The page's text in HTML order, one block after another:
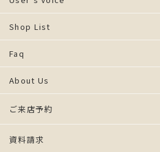
Shop List
Faq
About Us
ご来店予約
資料請求